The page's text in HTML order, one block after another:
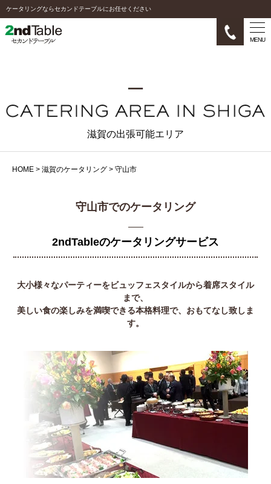
ケータリングならセカンドテーブルにお任せください
MENU
滋賀の出張可能エリア
HOME > 滋賀のケータリング > 守山市
守山市でのケータリング
2ndTableのケータリングサービス
大小様々なパーティーをビュッフェスタイルから着席スタイル
まで、
美しい食の楽しみを満喫できる本格料理で、おもてなし致しま
す。